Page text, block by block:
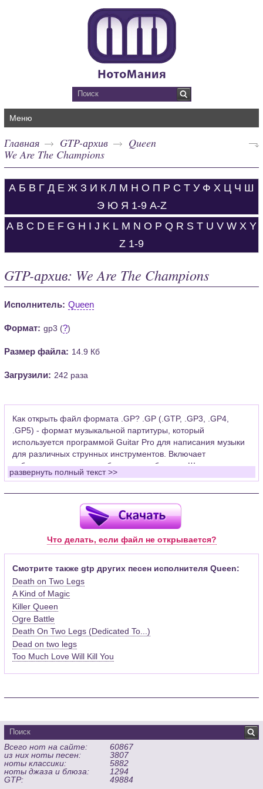
Меню
Главная GTP-архив
Queen
We Are The Champions
А Б В Г Д Е Ж З И К Л М Н О П Р С Т У Ф Х Ц Ч Ш
Э Ю Я 1-9 A-Z
A B C D E F G H I J K L M N O P Q R S T U V W X Y
Z 1-9
GTP-архив: We Are The Champions
Исполнитель: Queen
Формат: gp3 (?)
Размер файла: 14.9 Кб
Загрузили: 242 раза
Как открыть файл формата .GP? .GP (.GTP, .GP3, .GP4,
.GP5) - формат музыкальной партитуры, который
используется программой Guitar Pro для написания музыки
для различных струнных инструментов. Включает
табулатуры для гитары, бас-гитары, банджо. Широко
применяется для создания партитур, которые затем
Для открытия нот этого формата Вам необходимо
установить у себя на рабочем компьютере программу Guitar
Pro (желательно, последней версии). Скачать её можно с
официального сайта программы (Скачать) или найти
Функционал программы:
Запись музыкальных произведений для гитары, бас-гитары,
банджо и множества других инструментов и ансамблей в
виде табулатур или нотной графики (при создании
табулатуры отображается соответствующая ей строчка с
нотами и наоборот);
Создание произведений для духовых, струнных, клавишных
Создание партий для барабанов и перкуссии;
дорожек с партией вокала;
гитары;
Экспортирование музыкальных партитур в MIDI, ASCII,
MusicXML, WAV, PNG, PDF, GP5 (в Guitar Pro 6), подготовка к
печати;
Импортирование из MIDI, ASCII,MusicXML, Power Tab (.ptb),
TablEdit (.tef)
развернуть полный текст >>
Что делать, если файл не открывается?
Смотрите также gtp других песен исполнителя Queen:
Death on Two Legs
A Kind of Magic
Killer Queen
Ogre Battle
Death On Two Legs (Dedicated To...)
Dead on two legs
Too Much Love Will Kill You
Всего нот на сайте:
60867
из них ноты песен:
3807
ноты классики:
5882
ноты джаза и блюза:
1294
GTP:
49884